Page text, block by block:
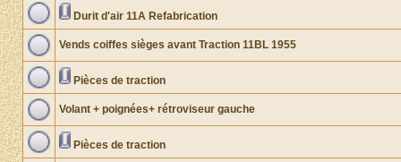
Durit d'air 11A Refabrication
Vends coiffes sièges avant Traction 11BL 1955
Pièces de traction
Volant + poignées+ rétroviseur gauche
Pièces de traction